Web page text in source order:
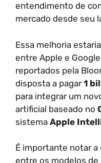
entendimento de
mercado desde seu
Essa melhoria
entre Apple e
reportados pela
disposta a pagar1
para integrar um
artificial baseado no
sistema Apple
É importante notar
entre os modelos